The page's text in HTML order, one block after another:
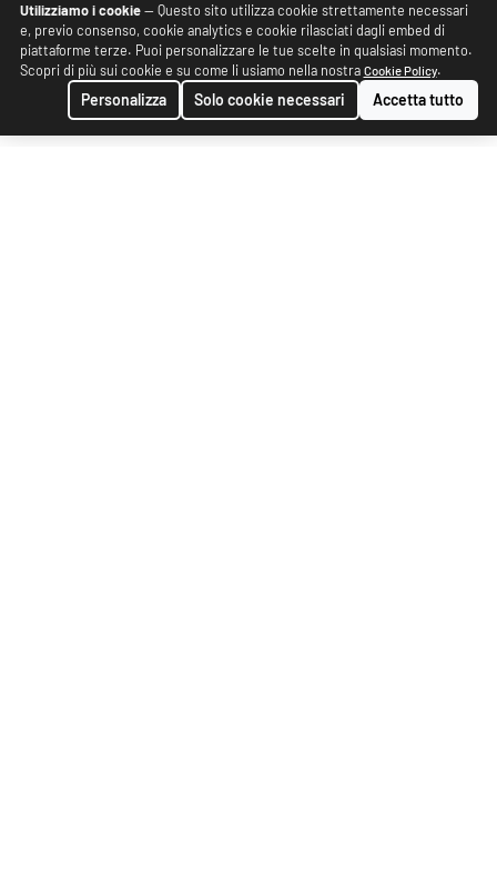
Utilizziamo i cookie— Questo sito utilizza cookie strettamente necessari
e, previo consenso, cookie analytics e cookie rilasciati dagli embed di
piattaforme terze. Puoi personalizzare le tue scelte in qualsiasi momento.
Scopri di più sui cookie e su come li usiamo nella nostra Cookie Policy.
Personalizza Solo cookie necessari Accetta tutto